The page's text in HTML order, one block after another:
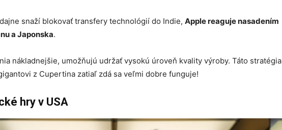
snaží blokovať transfery technológií do Indie, Apple reaguje nasadením
a Japonska.
nákladnejšie, umožňujú udržať vysokú úroveň kvality výroby. Táto stratégia
z Cupertina zatiaľ zdá sa veľmi dobre funguje!
hry v USA